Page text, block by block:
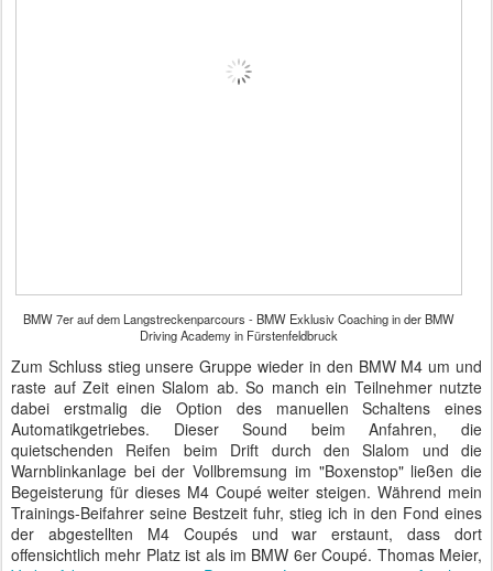
BMW 7er auf dem Langstreckenparcours - BMW Exklusiv Coaching in der BMW
Driving Academy in Fürstenfeldbruck
Zum Schluss stieg unsere Gruppe wieder in den BMW M4 um und
raste auf Zeit einen Slalom ab. So manch ein Teilnehmer nutzte
dabei erstmalig die Option des manuellen Schaltens eines
Automatikgetriebes. Dieser Sound beim Anfahren, die
quietschenden Reifen beim Drift durch den Slalom und die
Warnblinkanlage bei der Vollbremsung im "Boxenstop" ließen die
Begeisterung für dieses M4 Coupé weiter steigen. Während mein
Trainings-Beifahrer seine Bestzeit fuhr, stieg ich in den Fond eines
der abgestellten M4 Coupés und war erstaunt, dass dort
offensichtlich mehr Platz ist als im BMW 6er Coupé. Thomas Meier,